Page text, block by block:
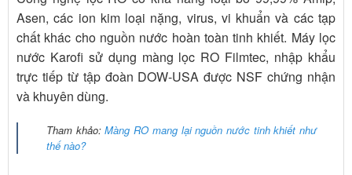
Asen, các ion kim loại nặng, virus, vi khuẩn và các tạp
chất khác cho nguồn nước hoàn toàn tinh khiết. Máy lọc
nước Karofi sử dụng màng lọc RO Filmtec, nhập khẩu
trực tiếp từ tập đoàn DOW-USA được NSF chứng nhận
và khuyên dùng.
Tham khảo:Màng RO mang lại nguồn nước tinh khiết như
thế nào?